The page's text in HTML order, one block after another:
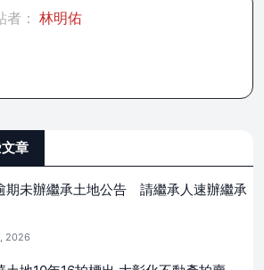
者： 林明佑
章
期未辦繼承土地公告 請繼承人速辦繼承
2026